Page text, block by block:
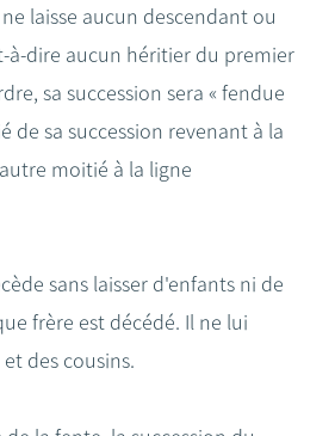
laisse aucun descendant ou
à-dire aucun héritier du premier
sa succession sera « fendue
de sa succession revenant à la
moitié à la ligne
sans laisser d'enfants ni de
frère est décédé. Il ne lui
des cousins.